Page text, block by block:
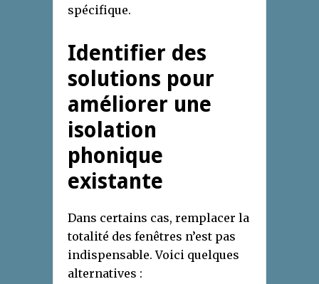
spécifique.
Identifier des
solutions pour
améliorer une
isolation
phonique
existante
Dans certains cas, remplacer la
totalité des fenêtres n’est pas
indispensable. Voici quelques
alternatives :